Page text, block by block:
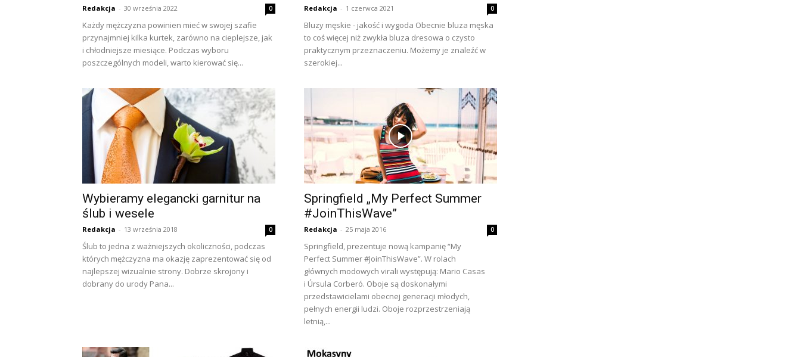
Redakcja - 30 września 2022 0
Każdy mężczyzna powinien mieć w swojej szafie
przynajmniej kilka kurtek, zarówno na cieplejsze, jak
i chłodniejsze miesiące. Podczas wyboru
poszczególnych modeli, warto kierować się...
Redakcja - 1 czerwca 2021 0
Bluzy męskie - jakość i wygoda Obecnie bluza męska
to coś więcej niż zwykła bluza dresowa o czysto
praktycznym przeznaczeniu. Możemy je znaleźć w
szerokiej...
Wybieramy elegancki garnitur na
ślub i wesele
Redakcja - 13 września 2018 0
Ślub to jedna z ważniejszych okoliczności, podczas
których mężczyzna ma okazję zaprezentować się od
najlepszej wizualnie strony. Dobrze skrojony i
dobrany do urody Pana...
Springfield „My Perfect Summer
#JoinThisWave”
Redakcja - 25 maja 2016 0
Springfield, prezentuje nową kampanię “My
Perfect Summer #JoinThisWave”. W rolach
głównych modowych virali występują: Mario Casas
i Úrsula Corberó. Oboje są doskonałymi
przedstawicielami obecnej generacji młodych,
pełnych energii ludzi. Oboje rozprzestrzeniają
letnią,...